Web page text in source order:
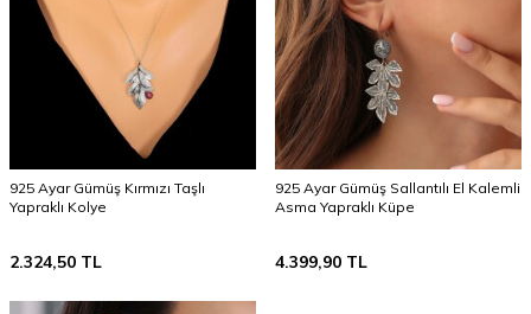
925 Ayar Gümüş Kırmızı Taşlı
Yapraklı Kolye
2.324,50 TL
925 Ayar Gümüş Sallantılı El Kalemli
Asma Yapraklı Küpe
4.399,90 TL